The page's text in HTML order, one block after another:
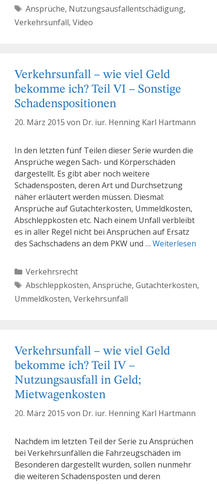
Schlagwörter
Ansprüche, Nutzungsausfallentschädigung,
Verkehrsunfall, Video
Verkehrsunfall – wie viel Geld
bekomme ich? Teil VI – Sonstige
Schadenspositionen
20. März 2015 von Dr. iur. Henning Karl Hartmann
In den letzten fünf Teilen dieser Serie wurden die
Ansprüche wegen Sach- und Körperschäden
dargestellt. Es gibt aber noch weitere
Schadensposten, deren Art und Durchsetzung
näher erläutert werden müssen. Diesmal:
Ansprüche auf Gutachterkosten, Ummeldkosten,
Abschleppkosten etc. Nach einem Unfall verbleibt
es in aller Regel nicht bei Ansprüchen auf Ersatz
des Sachschadens an dem PKW und … Weiterlesen
Kategorien
Verkehrsrecht
Schlagwörter
Abschleppkosten, Ansprüche, Gutachterkosten,
Ummeldkosten, Verkehrsunfall
Verkehrsunfall – wie viel Geld
bekomme ich? Teil IV –
Nutzungsausfall in Geld;
Mietwagenkosten
20. März 2015 von Dr. iur. Henning Karl Hartmann
Nachdem im letzten Teil der Serie zu Ansprüchen
bei Verkehrsunfällen die Fahrzeugschäden im
Besonderen dargestellt wurden, sollen nunmehr
die weiteren Schadensposten und deren